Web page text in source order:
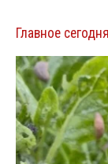
Главное сегодня